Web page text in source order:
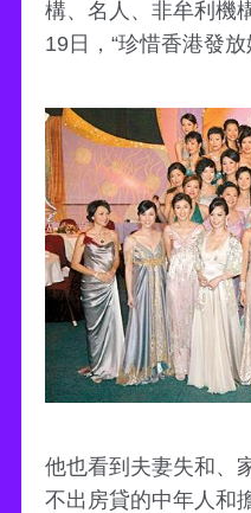
構、名人、非牟利機
19日，“珍惜香港發放
他也看到夫妻失和、
不出房貸的中年人和